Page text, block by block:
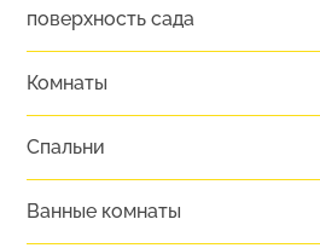
поверхность сада
Комнаты
Спальни
Ванные комнаты